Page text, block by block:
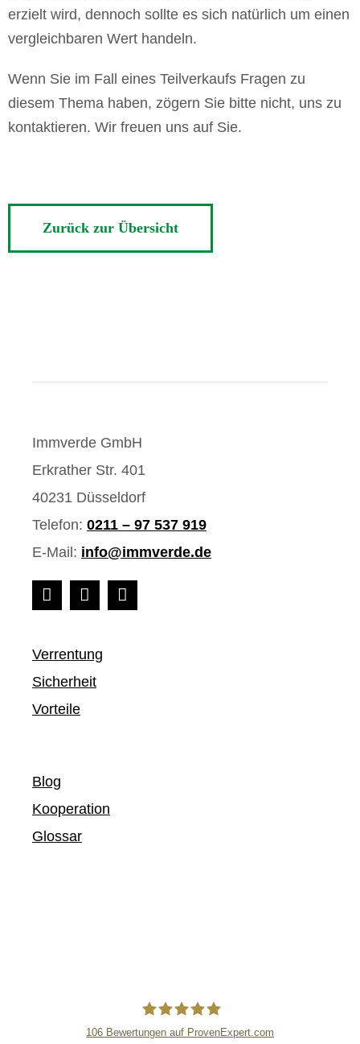
erzielt wird, dennoch sollte es sich natürlich um einen
vergleichbaren Wert handeln.
Wenn Sie im Fall eines Teilverkaufs Fragen zu
diesem Thema haben, zögern Sie bitte nicht, uns zu
kontaktieren. Wir freuen uns auf Sie.
Zurück zur Übersicht
Immverde GmbH
Erkrather Str. 401
40231 Düsseldorf
Telefon: 0211 – 97 537 919
E-Mail: info@immverde.de
Verrentung
Sicherheit
Vorteile
Blog
Kooperation
Glossar
106 Bewertungen auf ProvenExpert.com